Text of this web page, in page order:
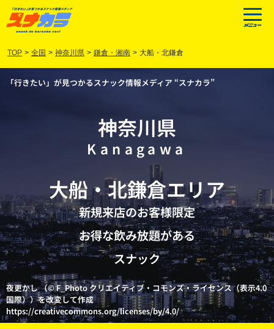
TOP > 全国 > 神奈川県 > 鎌倉・湘南 > 大船・北鎌倉
「行きたい」が見つかるスナック情報メディア “スナカラ”
神奈川県
Kanagawa
大船・北鎌倉エリア
新規来店のお客様限定
お得な飲み放題がある
スナック
夜更かし （© F_Photo クリエイティブ・コモンズ・ライセンス（表示4.0
国際））を改変して作成
https://creativecommons.org/licenses/by/4.0/